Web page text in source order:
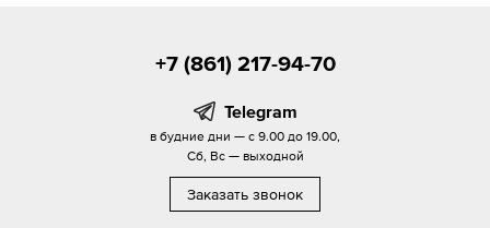
+7 (861) 217-94-70
Telegram
в будние дни — с 9.00 до 19.00,
Сб, Вс — выходной
Заказать звонок